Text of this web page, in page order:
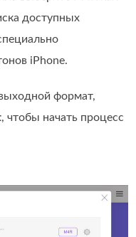
доступных
iPhone.
формат,
, чтобы начать процесс